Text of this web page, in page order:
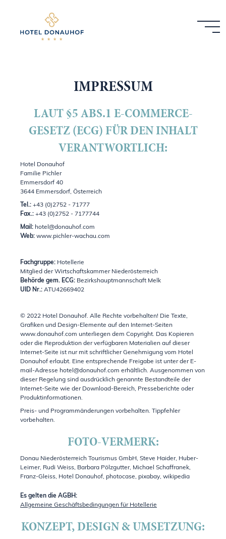
IMPRESSUM
LAUT §5 ABS.1 E-COMMERCE-
GESETZ (ECG) FÜR DEN INHALT
VERANTWORTLICH:
Hotel Donauhof
Familie Pichler
Emmersdorf 40
3644 Emmersdorf, Österreich
Tel.: +43 (0)2752 - 71777
Fax.: +43 (0)2752 - 7177744
Mail: hotel@donauhof.com
Web: www.pichler-wachau.com
Fachgruppe: Hotellerie
Mitglied der Wirtschaftskammer Niederösterreich
Behörde gem. ECG: Bezirkshauptmannschaft Melk
UID Nr.: ATU42669402
© 2022 Hotel Donauhof. Alle Rechte vorbehalten! Die Texte,
Grafiken und Design-Elemente auf den Internet-Seiten
www.donauhof.com unterliegen dem Copyright. Das Kopieren
oder die Reproduktion der verfügbaren Materialien auf dieser
Internet-Seite ist nur mit schriftlicher Genehmigung vom Hotel
Donauhof erlaubt. Eine entsprechende Freigabe ist unter der E-
mail-Adresse hotel@donauhof.com erhältlich. Ausgenommen von
dieser Regelung sind ausdrücklich genannte Bestandteile der
Internet-Seite wie der Download-Bereich, Presseberichte oder
Produktinformationen.
Preis- und Programmänderungen vorbehalten. Tippfehler
vorbehalten.
FOTO-VERMERK:
Donau Niederösterreich Tourismus GmbH, Steve Haider, Huber-
Leimer, Rudi Weiss, Barbara Pölzgutter, Michael Schaffranek,
Franz-Gleiss, Hotel Donauhof, photocase, pixabay, wikipedia
Es gelten die AGBH:
Allgemeine Geschäftsbedingungen für Hotellerie
KONZEPT, DESIGN & UMSETZUNG: